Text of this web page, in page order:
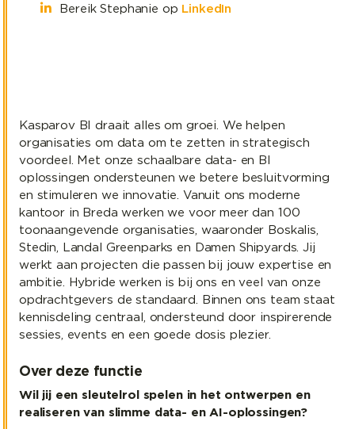
Bereik Stephanie op LinkedIn
Kasparov BI draait alles om groei. We helpen
organisaties om data om te zetten in strategisch
voordeel. Met onze schaalbare data- en BI
oplossingen ondersteunen we betere besluitvorming
en stimuleren we innovatie. Vanuit ons moderne
kantoor in Breda werken we voor meer dan 100
toonaangevende organisaties, waaronder Boskalis,
Stedin, Landal Greenparks en Damen Shipyards. Jij
werkt aan projecten die passen bij jouw expertise en
ambitie. Hybride werken is bij ons en veel van onze
opdrachtgevers de standaard. Binnen ons team staat
kennisdeling centraal, ondersteund door inspirerende
sessies, events en een goede dosis plezier.
Over deze functie
Wil jij een sleutelrol spelen in het ontwerpen en
realiseren van slimme data- en AI-oplossingen?